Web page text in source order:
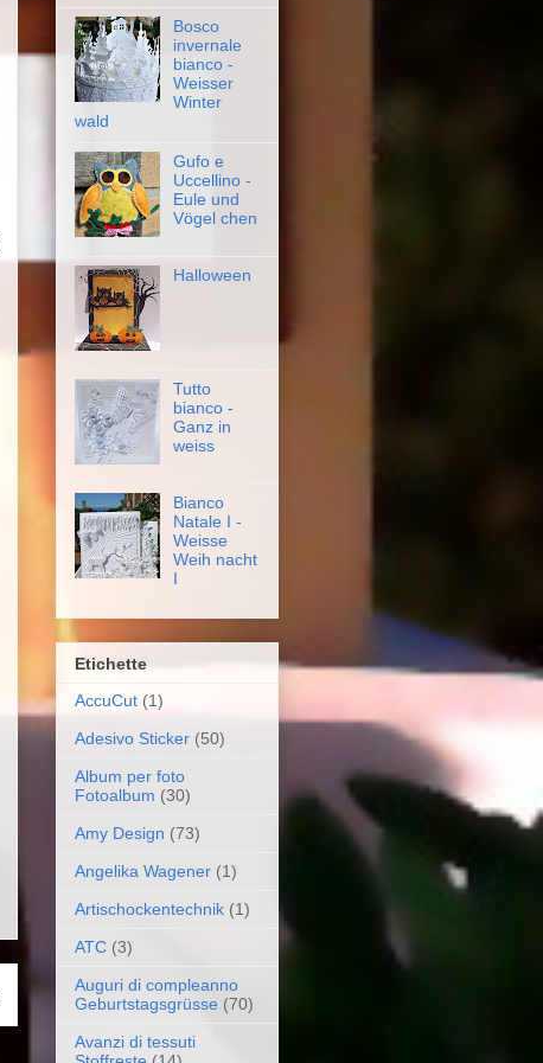
Bosco
invernale
bianco -
Weisser
Winter
wald
Gufo e
Uccellino -
Eule und
Vögel chen
Halloween
Tutto
bianco -
Ganz in
weiss
Bianco
Natale I -
Weisse
Weih nacht
I
Etichette
AccuCut (1)
Adesivo Sticker (50)
Album per foto
Fotoalbum (30)
Amy Design (73)
Angelika Wagener (1)
Artischockentechnik (1)
ATC (3)
Auguri di compleanno
Geburtstagsgrüsse (70)
Avanzi di tessuti